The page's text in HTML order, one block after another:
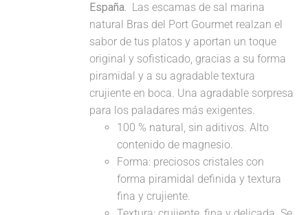
España. Las escamas de sal marina
natural Bras del Port Gourmet realzan el
sabor de tus platos y aportan un toque
original y sofisticado, gracias a su forma
piramidal y a su agradable textura
crujiente en boca. Una agradable sorpresa
para los paladares más exigentes.
100 % natural, sin aditivos. Alto
contenido de magnesio.
Forma: preciosos cristales con
forma piramidal definida y textura
fina y crujiente.